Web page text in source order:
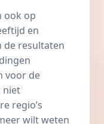
ook op
en
de resultaten
voor de
niet
regio’s
wilt weten